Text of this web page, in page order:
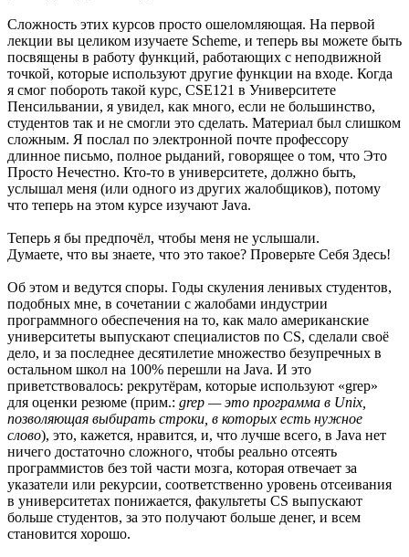
Сложность этих курсов просто ошеломляющая. На первой
лекции вы целиком изучаете Scheme, и теперь вы можете быть
посвящены в работу функций, работающих с неподвижной
точкой, которые используют другие функции на входе. Когда
я смог побороть такой курс, CSE121 в Университете
Пенсильвании, я увидел, как много, если не большинство,
студентов так и не смогли это сделать. Материал был слишком
сложным. Я послал по электронной почте профессору
длинное письмо, полное рыданий, говорящее о том, что Это
Просто Нечестно. Кто-то в университете, должно быть,
услышал меня (или одного из других жалобщиков), потому
что теперь на этом курсе изучают Java.
Теперь я бы предпочёл, чтобы меня не услышали.
Думаете, что вы знаете, что это такое? Проверьте Себя Здесь!
Об этом и ведутся споры. Годы скуления ленивых студентов,
подобных мне, в сочетании с жалобами индустрии
программного обеспечения на то, как мало американские
университеты выпускают специалистов по CS, сделали своё
дело, и за последнее десятилетие множество безупречных в
остальном школ на 100% перешли на Java. И это
приветствовалось: рекрутёрам, которые используют «grep»
для оценки резюме (прим.: grep — это программа в Unix,
позволяющая выбирать строки, в которых есть нужное
слово), это, кажется, нравится, и, что лучше всего, в Java нет
ничего достаточно сложного, чтобы реально отсеять
программистов без той части мозга, которая отвечает за
указатели или рекурсии, соответственно уровень отсеивания
в университетах понижается, факультеты CS выпускают
больше студентов, за это получают больше денег, и всем
становится хорошо.